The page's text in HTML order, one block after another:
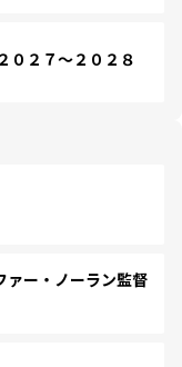
２７～２０２８
ー・ノーラン監督